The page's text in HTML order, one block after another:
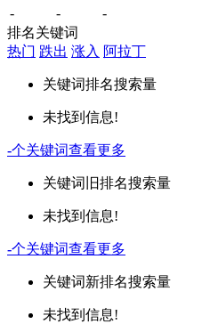
-
-
-
排名关键词
热门 跌出 涨入 阿拉丁
关键词排名搜索量
未找到信息!
-个关键词查看更多
关键词 旧排名搜索量
未找到信息!
-个关键词查看更多
关键词新排名搜索量
未找到信息!